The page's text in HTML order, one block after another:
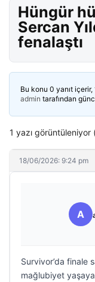
Hüngür
Sercan
fenalaştı
Bu konu 0 yanıt
admin tarafından
1 yazı görüntüleniyor
18/06/2026: 9:24 pm
A
Survivor’da finale
mağlubiyet